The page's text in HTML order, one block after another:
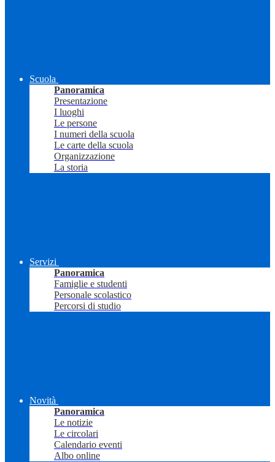
Scuola
Panoramica
Presentazione
I luoghi
Le persone
I numeri della scuola
Le carte della scuola
Organizzazione
La storia
Servizi
Panoramica
Famiglie e studenti
Personale scolastico
Percorsi di studio
Novità
Panoramica
Le notizie
Le circolari
Calendario eventi
Albo online